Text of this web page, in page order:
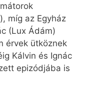
míg az Egyház
(Lux Ádám)
érvek ütköznek
Kálvin és Ignác
epizódjába is